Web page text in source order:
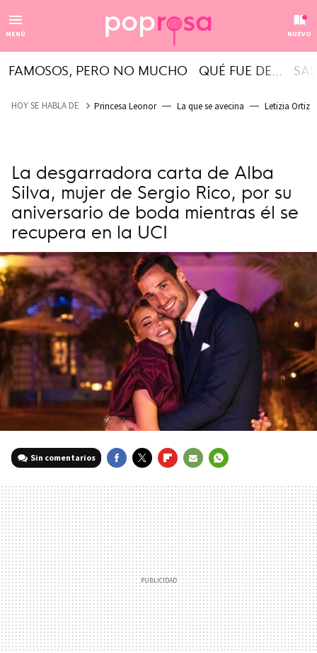
MENÚ NUEVO
FAMOSOS, PERO NO MUCHO QUÉ FUE DE...
HOY SE HABLA DE Princesa Leonor La que se avecina Letizia Ortiz
La desgarradora carta de Alba
Silva, mujer de Sergio Rico, por su
aniversario de boda mientras él se
recupera en la UCI
Sin comentarios
MAIL